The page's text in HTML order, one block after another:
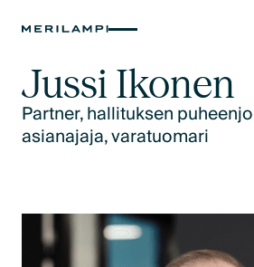
Jussi Ikonen
Partner, hallituksen
asianajaja, varatuomari